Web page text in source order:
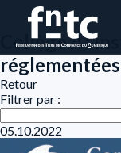
Collège 4 :
réglementées
Retour
Filtrer par :
05.10.2022